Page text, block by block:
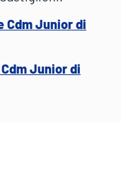
Cdm Junior di
Junior di